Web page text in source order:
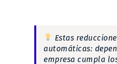
Estas
automáticas:
empresa cumpla